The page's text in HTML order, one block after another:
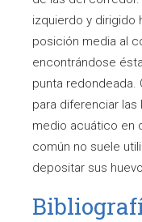
izquierdo y dirigido
posición media al
encontrándose
punta
para diferenciar
medio acuático en
común no suele
depositar sus